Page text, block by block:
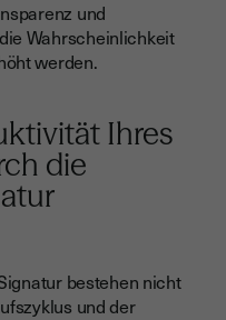
und
Wahrscheinlichkeit
werden.
Ihres
die
bestehen nicht
und der